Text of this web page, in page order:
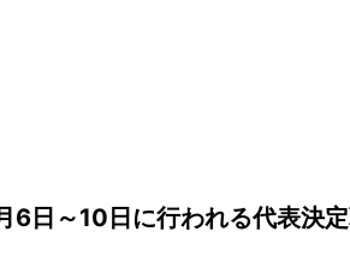
6日～10日に行われる代表決